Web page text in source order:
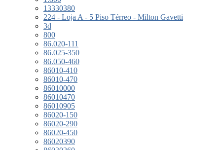
13330380
224 - Loja A - 5 Piso Térreo - Milton Gavetti
3d
800
86.020-111
86.025-350
86.050-460
86010-410
86010-470
86010000
86010470
86010905
86020-150
86020-290
86020-450
86020390